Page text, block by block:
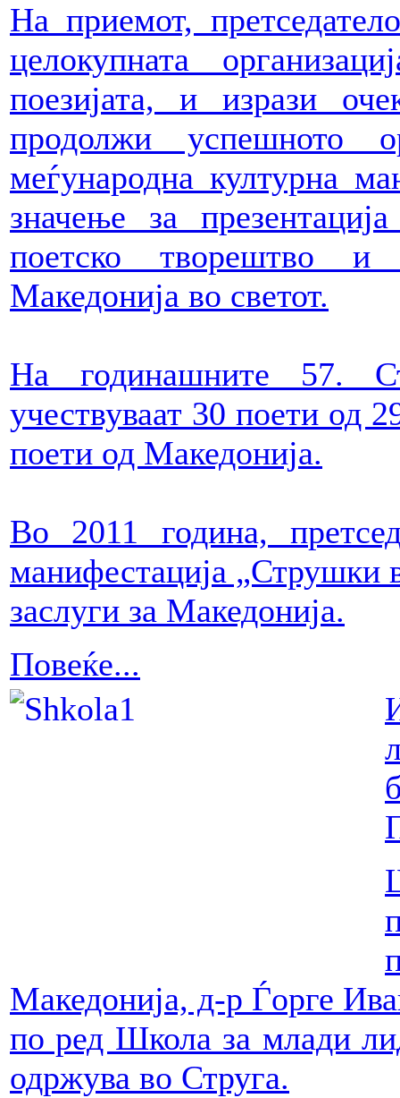
На приемот,
целокупната
поезијата, и изрази
продолжи успешното
меѓународна културна
значење за
поетско творештво и
Македонија во светот.
На годинашните 57.
учествуваат 30 поети од
поети од Македонија.
Во 2011 година,
манифестација „Струшки
заслуги за Македонија.
Повеќе...
Македонија, д-р Ѓорге
по ред Школа за млади
одржува во Струга.